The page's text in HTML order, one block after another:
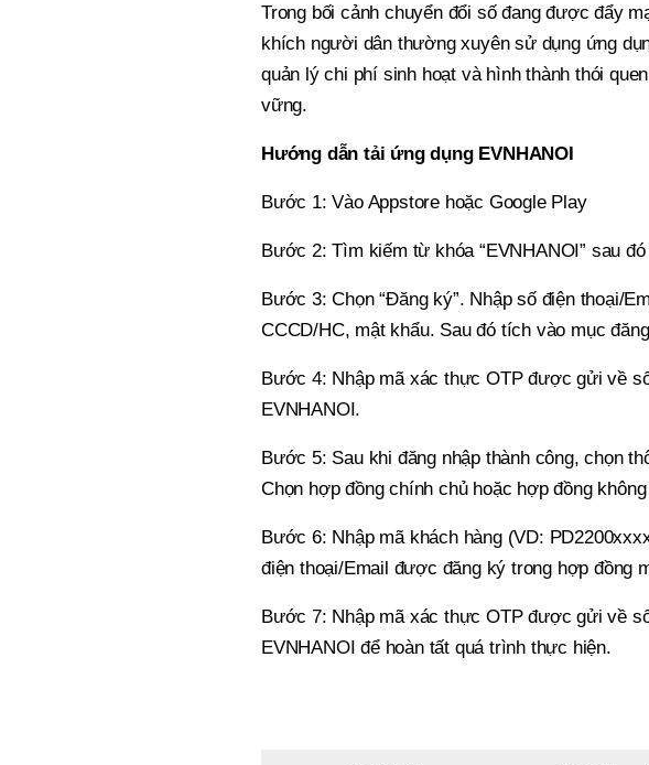
Trong bối cảnh chuyển đổi số đang được đẩy
khích người dân thường xuyên sử dụng ứng
quản lý chi phí sinh hoạt và hình thành thói
vững.
Hướng dẫn tải ứng dụng EVNHANOI
Bước 1: Vào Appstore hoặc Google Play
Bước 2: Tìm kiếm từ khóa “EVNHANOI” sau
Bước 3: Chọn “Đăng ký”. Nhập số điện thoại/
CCCD/HC, mật khẩu. Sau đó tích vào mục
Bước 4: Nhập mã xác thực OTP được gửi về
EVNHANOI.
Bước 5: Sau khi đăng nhập thành công, chọn
Chọn hợp đồng chính chủ hoặc hợp đồng
Bước 6: Nhập mã khách hàng (VD:
điện thoại/Email được đăng ký trong hợp đồng
Bước 7: Nhập mã xác thực OTP được gửi về
EVNHANOI để hoàn tất quá trình thực hiện.